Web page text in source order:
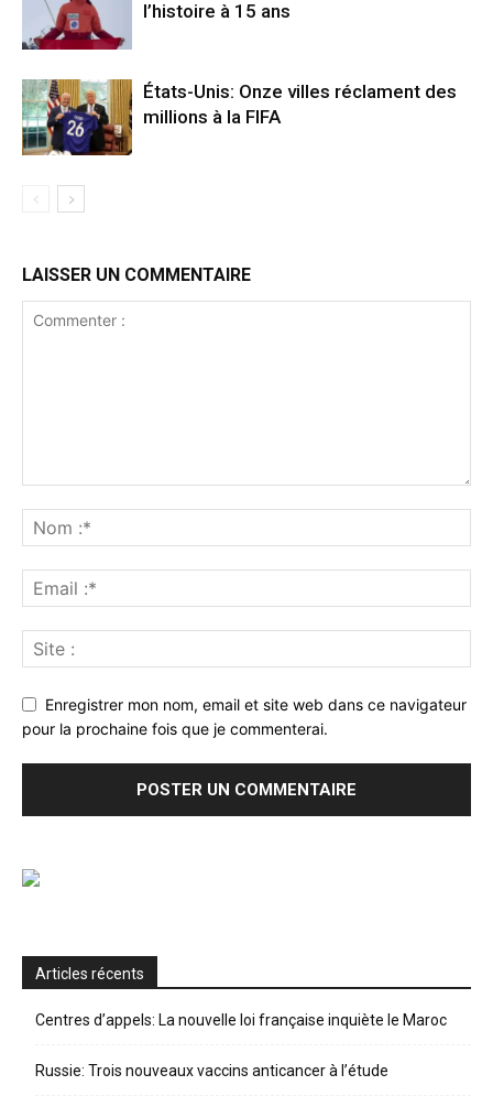
l’histoire à 15 ans
États-Unis: Onze villes réclament des
millions à la FIFA
LAISSER UN COMMENTAIRE
Enregistrer mon nom, email et site web dans ce navigateur
pour la prochaine fois que je commenterai.
Articles récents
Centres d’appels: La nouvelle loi française inquiète le Maroc
Russie: Trois nouveaux vaccins anticancer à l’étude